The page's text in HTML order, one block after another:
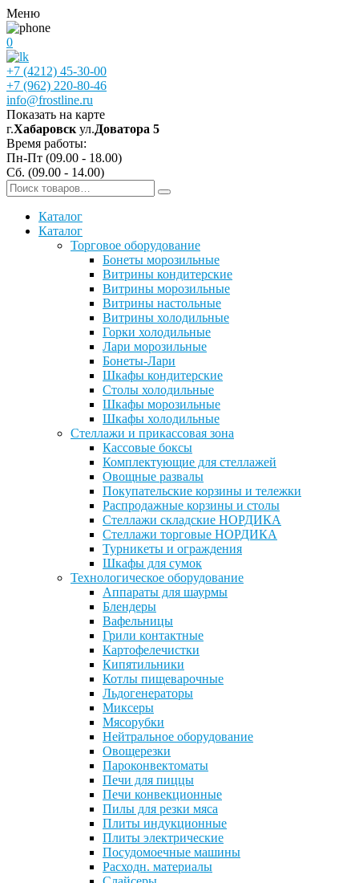
Меню
0
+7 (4212) 45-30-00
+7 (962) 220-80-46
info@frostline.ru
Показать на карте
г.Хабаровск ул.Доватора 5
Время работы:
Пн-Пт (09.00 - 18.00)
Сб. (09.00 - 14.00)
Каталог
Каталог
Торговое оборудование
Бонеты морозильные
Витрины кондитерские
Витрины морозильные
Витрины настольные
Витрины холодильные
Горки холодильные
Лари морозильные
Бонеты-Лари
Шкафы кондитерские
Столы холодильные
Шкафы морозильные
Шкафы холодильные
Стеллажи и прикассовая зона
Кассовые боксы
Комплектующие для стеллажей
Овощные развалы
Покупательские корзины и тележки
Распродажные корзины и столы
Стеллажи складские НОРДИКА
Стеллажи торговые НОРДИКА
Турникеты и ограждения
Шкафы для сумок
Технологическое оборудование
Аппараты для шаурмы
Блендеры
Вафельницы
Грили контактные
Картофелечистки
Кипятильники
Котлы пищеварочные
Льдогенераторы
Миксеры
Мясорубки
Нейтральное оборудование
Овощерезки
Пароконвектоматы
Печи для пиццы
Печи конвекционные
Пилы для резки мяса
Плиты индукционные
Плиты электрические
Посудомоечные машины
Расходн. материалы